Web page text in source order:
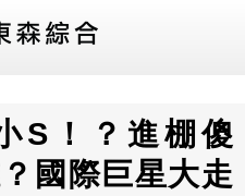
S！？進棚傻
國際巨星大走